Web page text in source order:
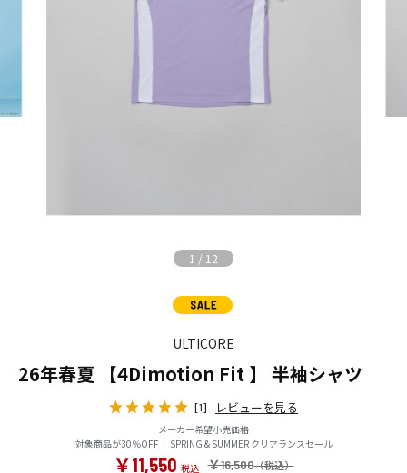
1 / 12
ULTICORE
26年春夏 【4Dimotion Fit 】 半袖シャツ
[1] レビューを見る
メーカー希望小売価格
対象商品が30％OFF！ SPRING & SUMMER クリアランスセール
￥16,500
￥11,550